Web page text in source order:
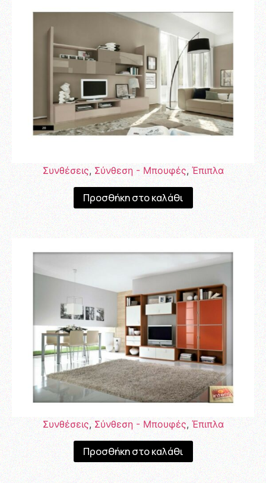
Συνθέσεις,Σύνθεση - Μπουφές,Έπιπλα
Προσθήκη στο καλάθι
Συνθέσεις, Σύνθεση - Μπουφές, Έπιπλα
Προσθήκη στο καλάθι